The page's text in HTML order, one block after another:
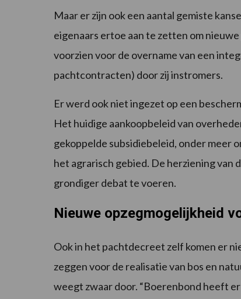
Maar er zijn ook een aantal gemiste
eigenaars ertoe aan te zetten om
voorzien voor de overname van een
pachtcontracten) door zij instromers.
Er werd ook niet ingezet op een
Het huidige aankoopbeleid van
gekoppelde subsidiebeleid, onder meer
het agrarisch gebied. De herziening van
grondiger debat te voeren.
Nieuwe opzegmogelijkheid
Ook in het pachtdecreet zelf komen er
zeggen voor de realisatie van bos en
weegt zwaar door. “Boerenbond heeft